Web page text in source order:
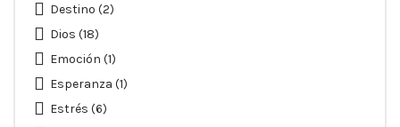
Destino (2)
Dios (18)
Emoción (1)
Esperanza (1)
Estrés (6)